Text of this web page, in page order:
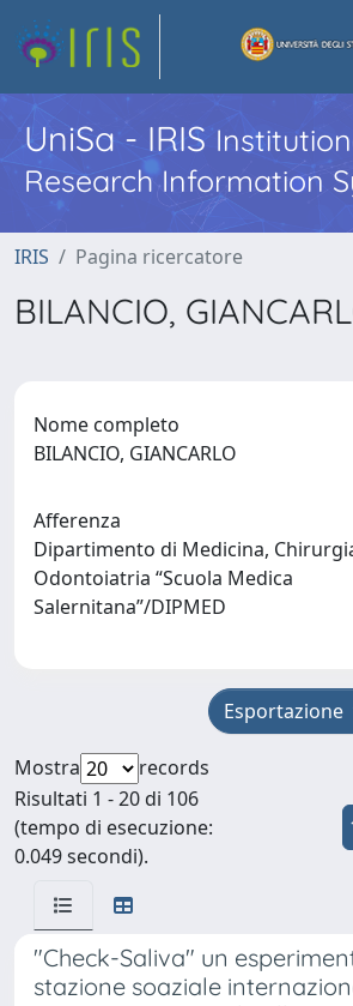
UniSa - IRIS
Research Information
IRIS Pagina ricercatore
BILANCIO,
Nome completo
BILANCIO, GIANCARLO
Afferenza
Dipartimento di Medicina,
Odontoiatria “Scuola Medica
Salernitana”/DIPMED
Esportazione
Mostra
records
Risultati 1 - 20 di 106
(tempo di esecuzione:
0.049 secondi).
"Check-Saliva" un
stazione soaziale